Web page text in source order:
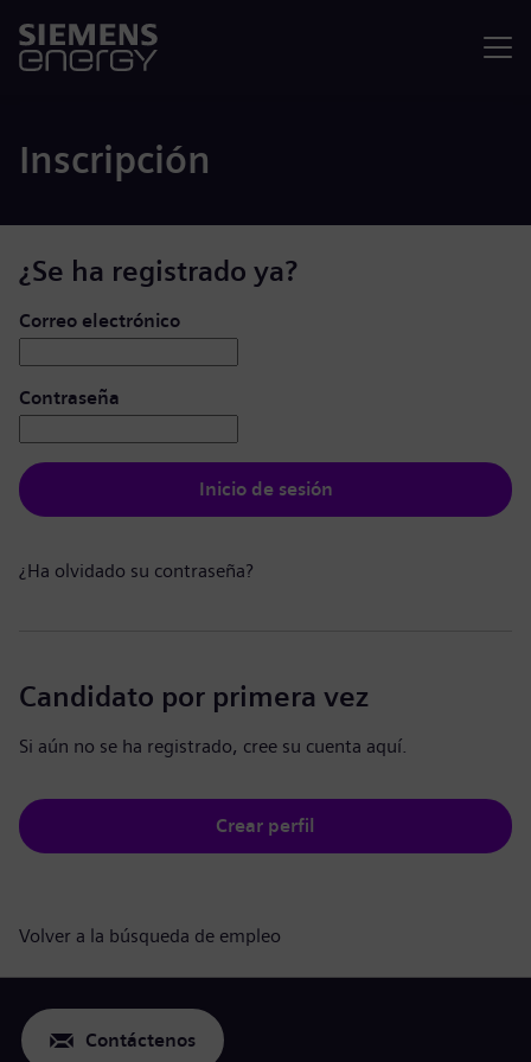
Inscripción
¿Se ha registrado ya?
Iniciar de sesión: usuario y contraseña
Correo electrónico
Contraseña
Inicio de sesión
¿Ha olvidado su contraseña?
Candidato por primera vez
Si aún no se ha registrado, cree su cuenta aquí.
Crear perfil
Volver a la búsqueda de empleo
Contáctenos